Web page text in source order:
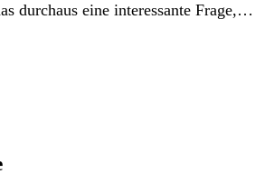
durchaus eine interessante Frage,…